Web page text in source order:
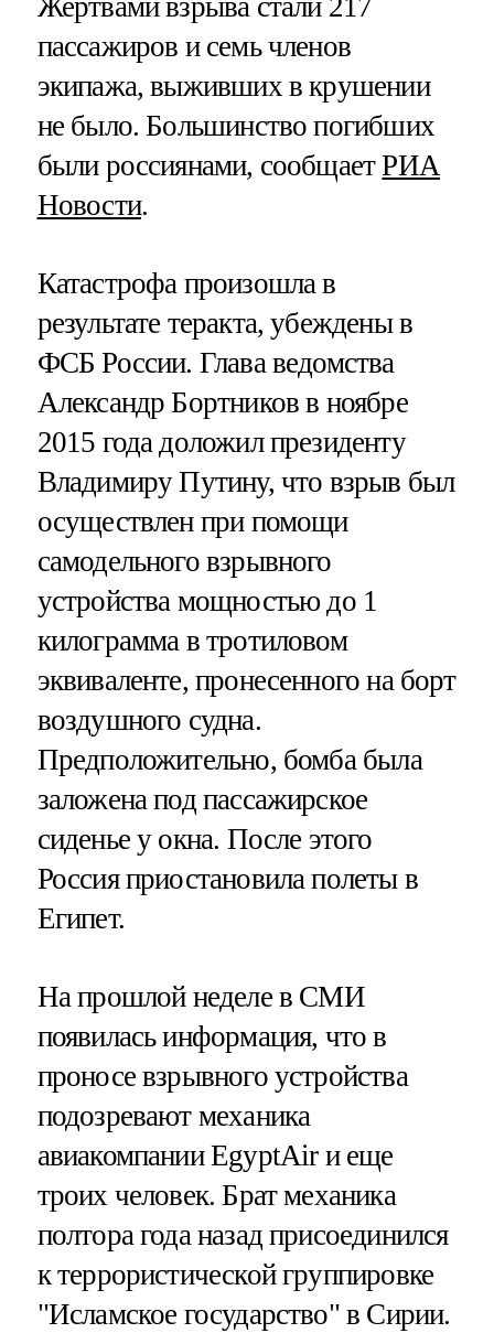
пассажиров и семь членов
экипажа, выживших в крушении
не было. Большинство погибших
были россиянами, сообщаетРИА
Новости.
Катастрофа произошла в
результате теракта, убеждены в
ФСБ России. Глава ведомства
Александр Бортников в ноябре
2015 года доложил президенту
Владимиру Путину, что взрыв был
осуществлен при помощи
самодельного взрывного
устройства мощностью до 1
килограмма в тротиловом
эквиваленте, пронесенного на борт
воздушного судна.
Предположительно, бомба была
заложена под пассажирское
сиденье у окна. После этого
Россия приостановила полеты в
Египет.
На прошлой неделе в СМИ
появилась информация, что в
проносе взрывного устройства
подозревают механика
авиакомпании EgyptAir и еще
троих человек. Брат механика
полтора года назад присоединился
к террористической группировке
"Исламское государство" в Сирии.